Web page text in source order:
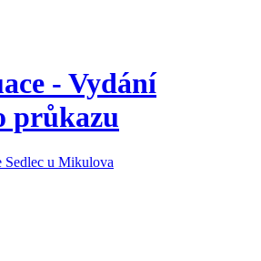
- Vydání
průkazu